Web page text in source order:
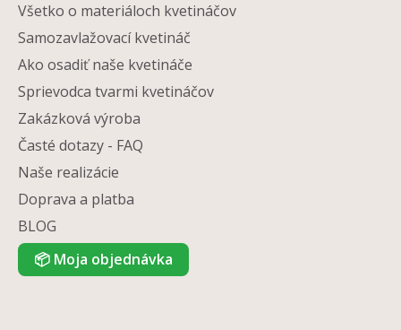
Všetko o materiáloch kvetináčov
Samozavlažovací kvetináč
Ako osadiť naše kvetináče
Sprievodca tvarmi kvetináčov
Zakázková výroba
Časté dotazy - FAQ
Naše realizácie
Doprava a platba
BLOG
📦 Moja objednávka